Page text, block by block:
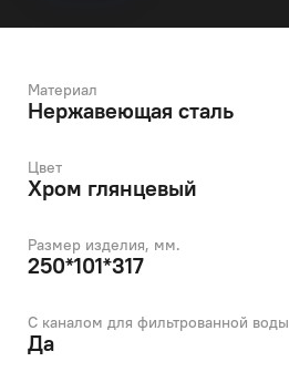
Материал
Нержавеющая сталь
Цвет
Хром глянцевый
Размер изделия, мм.
250*101*317
С каналом для фильтрованной воды
Да